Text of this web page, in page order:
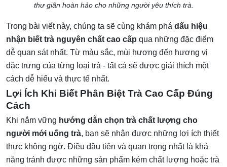
thư giãn hoàn hảo cho những người yêu thích trà.
Trong bài viết này, chúng ta sẽ cùng khám phá dấu hiệu
nhận biết trà nguyên chất cao cấp qua những đặc điểm
dễ quan sát nhất. Từ màu sắc, mùi hương đến hương vị
đặc trưng của từng loại trà - tất cả sẽ được giải thích một
cách dễ hiểu và thực tế nhất.
Lợi Ích Khi Biết Phân Biệt Trà Cao Cấp Đúng
Cách
Khi nắm vững hướng dẫn chọn trà chất lượng cho
người mới uống trà, bạn sẽ nhận được những lợi ích thiết
thực không ngờ. Điều đầu tiên và quan trọng nhất là khả
năng tránh được những sản phẩm kém chất lượng hoặc trà